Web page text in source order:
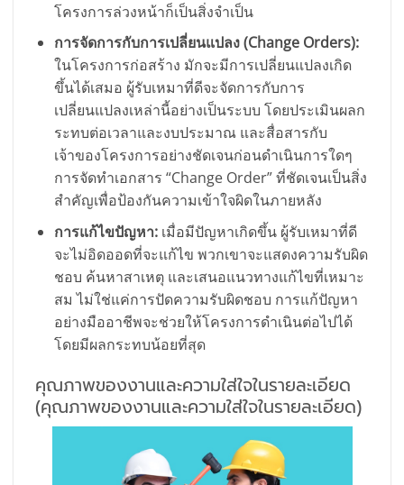
โครงการล่วงหน้าก็เป็นสิ่งจำเป็น
การจัดการกับการเปลี่ยนแปลง (Change Orders):
ในโครงการก่อสร้าง มักจะมีการเปลี่ยนแปลงเกิด
ขึ้นได้เสมอ ผู้รับเหมาที่ดีจะจัดการกับการ
เปลี่ยนแปลงเหล่านี้อย่างเป็นระบบ โดยประเมินผลก
ระทบต่อเวลาและงบประมาณ และสื่อสารกับ
เจ้าของโครงการอย่างชัดเจนก่อนดำเนินการใดๆ
การจัดทำเอกสาร “Change Order” ที่ชัดเจนเป็นสิ่ง
สำคัญเพื่อป้องกันความเข้าใจผิดในภายหลัง
การแก้ไขปัญหา:เมื่อมีปัญหาเกิดขึ้น ผู้รับเหมาที่ดี
จะไม่อิดออดที่จะแก้ไข พวกเขาจะแสดงความรับผิด
ชอบ ค้นหาสาเหตุ และเสนอแนวทางแก้ไขที่เหมาะ
สม ไม่ใช่แค่การปัดความรับผิดชอบ การแก้ปัญหา
อย่างมืออาชีพจะช่วยให้โครงการดำเนินต่อไปได้
โดยมีผลกระทบน้อยที่สุด
คุณภาพของงานและความใส่ใจในรายละเอียด
(คุณภาพของงานและความใส่ใจในรายละเอียด)